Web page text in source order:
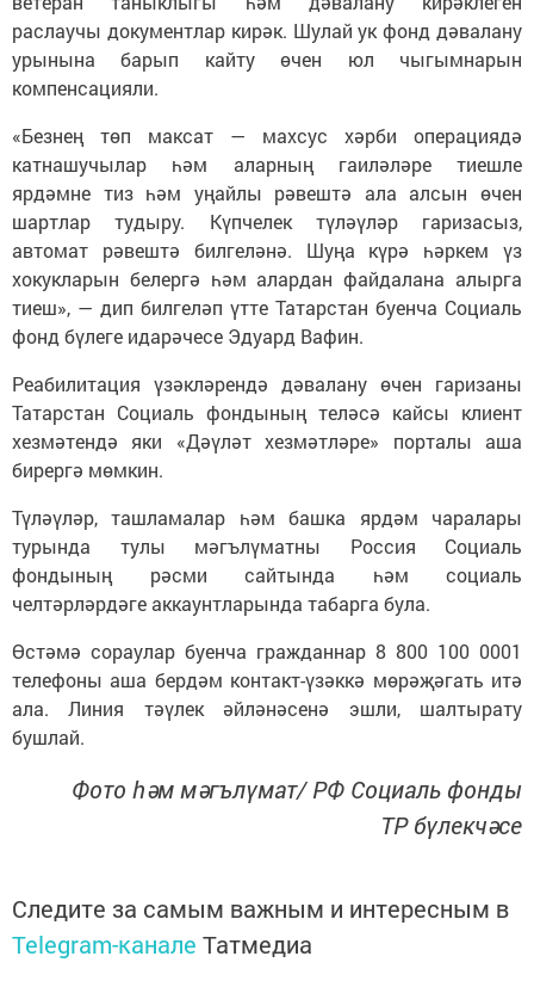
раслаучы документлар кирәк. Шулай ук фонд дәвалану
урынына барып кайту өчен юл чыгымнарын
компенсацияли.
«Безнең төп максат — махсус хәрби операциядә
катнашучылар һәм аларның гаиләләре тиешле
ярдәмне тиз һәм уңайлы рәвештә ала алсын өчен
шартлар тудыру. Күпчелек түләүләр гаризасыз,
автомат рәвештә билгеләнә. Шуңа күрә һәркем үз
хокукларын белергә һәм алардан файдалана алырга
тиеш», — дип билгеләп үтте Татарстан буенча Социаль
фонд бүлеге идарәчесе Эдуард Вафин.
Реабилитация үзәкләрендә дәвалану өчен гаризаны
Татарстан Социаль фондының теләсә кайсы клиент
хезмәтендә яки «Дәүләт хезмәтләре» порталы аша
бирергә мөмкин.
Түләүләр, ташламалар һәм башка ярдәм чаралары
турында тулы мәгълүматны Россия Социаль
фондының рәсми сайтында һәм социаль
челтәрләрдәге аккаунтларында табарга була.
Өстәмә сораулар буенча гражданнар 8 800 100 0001
телефоны аша бердәм контакт-үзәккә мөрәҗәгать итә
ала. Линия тәүлек әйләнәсенә эшли, шалтырату
бушлай.
Фото һәм мәгълүмат/ РФ Социаль фонды
ТР бүлекчәсе
Следите за самым важным и интересным в
Telegram-канале Татмедиа